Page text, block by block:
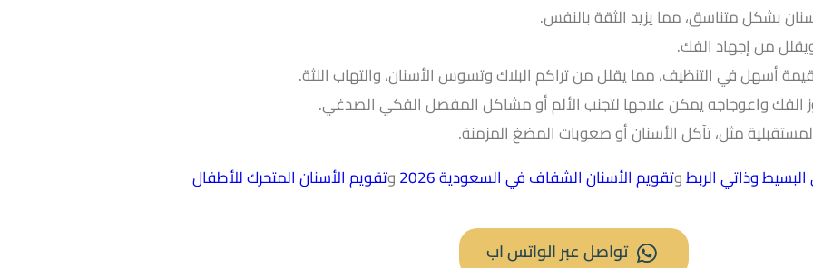
بشكل متناسق، مما يزيد الثقة بالنفس.
من إجهاد الفك.
أسهل في التنظيف، مما يقلل من تراكم البلاك وتسوس الأسنان، والتهاب اللثة.
الفك واعوجاجه يمكن علاجها لتجنب الألم أو مشاكل المفصل الفكي الصدغي.
مثل، تآكل الأسنان أو صعوبات المضغ المزمنة.
وذاتي الربطوتقويم الأسنان الشفاف​ في السعودية 2026 وتقويم الأسنان المتحرك للأطفال
تواصل عبر الواتس اب